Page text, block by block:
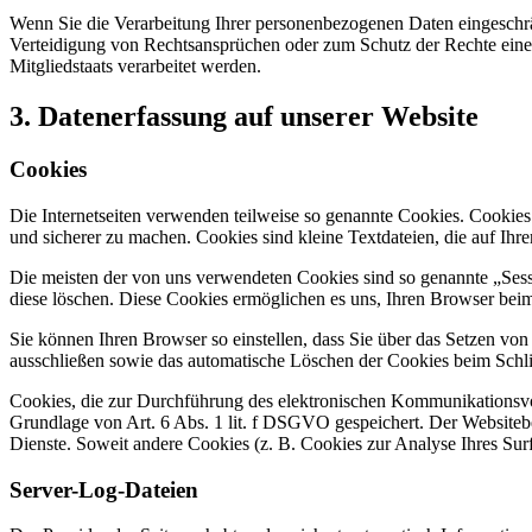
Wenn Sie die Verarbeitung Ihrer personenbezogenen Daten
Verteidigung von Rechtsansprüchen oder zum Schutz der Rechte
Mitgliedstaats verarbeitet werden.
3. Datenerfassung auf unserer Website
Cookies
Die Internetseiten verwenden teilweise so genannte Cookies.
und sicherer zu machen. Cookies sind kleine Textdateien, die auf
Die meisten der von uns verwendeten Cookies sind so genannte
diese löschen. Diese Cookies ermöglichen es uns, Ihren Browser
Sie können Ihren Browser so einstellen, dass Sie über das Setzen
ausschließen sowie das automatische Löschen der Cookies beim
Cookies, die zur Durchführung des elektronischen
Grundlage von Art. 6 Abs. 1 lit. f DSGVO gespeichert. Der
Dienste. Soweit andere Cookies (z. B. Cookies zur Analyse Ihres
Server-Log-Dateien